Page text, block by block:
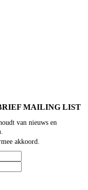
MAILING LIST
van nieuws en
akkoord.